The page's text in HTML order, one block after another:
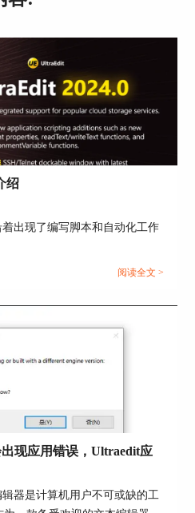
件夹同步选项
义”功能面板中，先选取
绍
出现了编写脚本和自动化工作
阅读全文 >
现应用错误，Ultraedit应
器是计算机用户不可或缺的工